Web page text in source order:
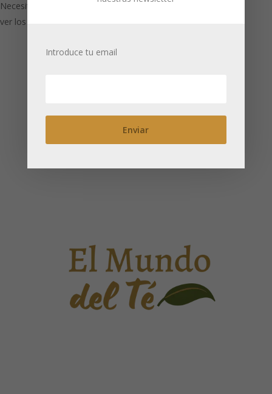
Necesitas estar registrado para
ver los precios
Introduce tu email